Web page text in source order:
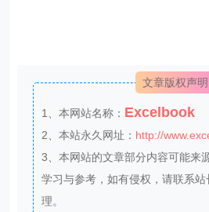
文章版权声明
1、本网站名称： Excelbook
2、本站永久网址： http://
3、本网站的文章部分内容可能来
学习与参考，如有侵权，请联系
理。